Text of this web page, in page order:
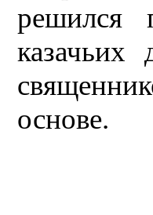
решился
казачьих
основе.